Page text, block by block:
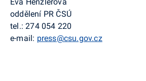
oddělení PR ČSÚ
tel.:274 054 220
e-mail: press@csu.gov.cz